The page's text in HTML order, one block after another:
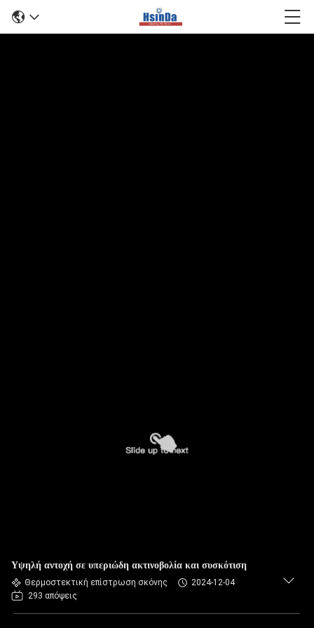
Υψηλή αντοχή σε υπεριώδη ακτινοβολία και συσκότιση
Θερμοστεκτική επίστρωση σκόνης
2024-12-04
293 απόψεις